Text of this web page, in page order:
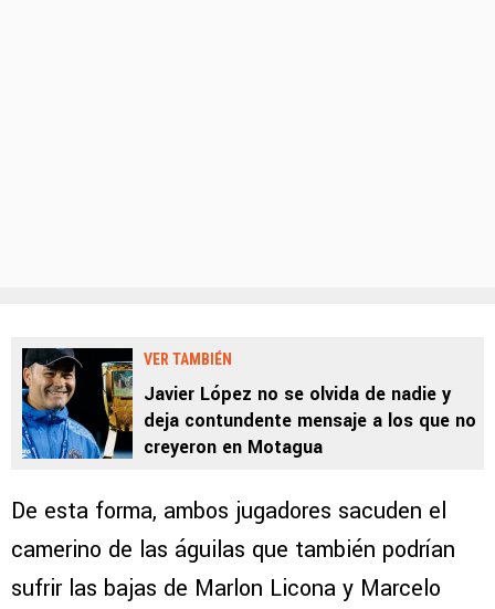
VER TAMBIÉN
Javier López no se olvida de nadie y
deja contundente mensaje a los que no
creyeron en Motagua
De esta forma, ambos jugadores sacuden el
camerino de las águilas que también podrían
sufrir las bajas de Marlon Licona y Marcelo